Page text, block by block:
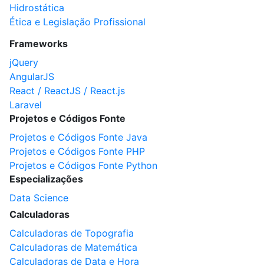
Hidrostática
Ética e Legislação Profissional
Frameworks
jQuery
AngularJS
React / ReactJS / React.js
Laravel
Projetos e Códigos Fonte
Projetos e Códigos Fonte Java
Projetos e Códigos Fonte PHP
Projetos e Códigos Fonte Python
Especializações
Data Science
Calculadoras
Calculadoras de Topografia
Calculadoras de Matemática
Calculadoras de Data e Hora